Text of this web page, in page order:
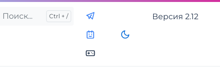
Версия 2.12